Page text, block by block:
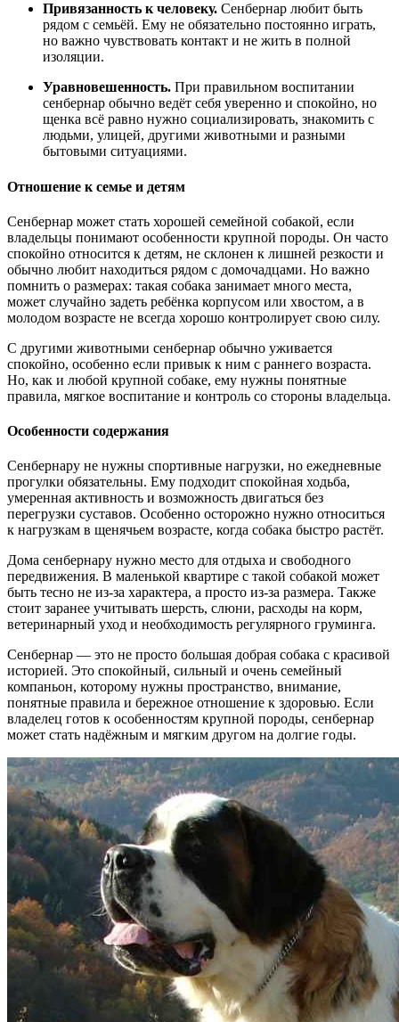
Привязанность к человеку. Сенбернар любит быть
рядом с семьёй. Ему не обязательно постоянно играть,
но важно чувствовать контакт и не жить в полной
изоляции.
Уравновешенность. При правильном воспитании
сенбернар обычно ведёт себя уверенно и спокойно, но
щенка всё равно нужно социализировать, знакомить с
людьми, улицей, другими животными и разными
бытовыми ситуациями.
Отношение к семье и детям
Сенбернар может стать хорошей семейной собакой, если
владельцы понимают особенности крупной породы. Он часто
спокойно относится к детям, не склонен к лишней резкости и
обычно любит находиться рядом с домочадцами. Но важно
помнить о размерах: такая собака занимает много места,
может случайно задеть ребёнка корпусом или хвостом, а в
молодом возрасте не всегда хорошо контролирует свою силу.
С другими животными сенбернар обычно уживается
спокойно, особенно если привык к ним с раннего возраста.
Но, как и любой крупной собаке, ему нужны понятные
правила, мягкое воспитание и контроль со стороны владельца.
Особенности содержания
Сенбернару не нужны спортивные нагрузки, но ежедневные
прогулки обязательны. Ему подходит спокойная ходьба,
умеренная активность и возможность двигаться без
перегрузки суставов. Особенно осторожно нужно относиться
к нагрузкам в щенячьем возрасте, когда собака быстро растёт.
Дома сенбернару нужно место для отдыха и свободного
передвижения. В маленькой квартире с такой собакой может
быть тесно не из-за характера, а просто из-за размера. Также
стоит заранее учитывать шерсть, слюни, расходы на корм,
ветеринарный уход и необходимость регулярного груминга.
Сенбернар — это не просто большая добрая собака с красивой
историей. Это спокойный, сильный и очень семейный
компаньон, которому нужны пространство, внимание,
понятные правила и бережное отношение к здоровью. Если
владелец готов к особенностям крупной породы, сенбернар
может стать надёжным и мягким другом на долгие годы.